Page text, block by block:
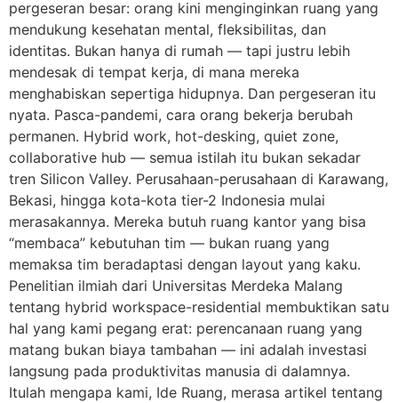
pergeseran besar: orang kini menginginkan ruang yang
mendukung kesehatan mental, fleksibilitas, dan
identitas. Bukan hanya di rumah — tapi justru lebih
mendesak di tempat kerja, di mana mereka
menghabiskan sepertiga hidupnya. Dan pergeseran itu
nyata. Pasca-pandemi, cara orang bekerja berubah
permanen. Hybrid work, hot-desking, quiet zone,
collaborative hub — semua istilah itu bukan sekadar
tren Silicon Valley. Perusahaan-perusahaan di Karawang,
Bekasi, hingga kota-kota tier-2 Indonesia mulai
merasakannya. Mereka butuh ruang kantor yang bisa
“membaca” kebutuhan tim — bukan ruang yang
memaksa tim beradaptasi dengan layout yang kaku.
Penelitian ilmiah dari Universitas Merdeka Malang
tentang hybrid workspace-residential membuktikan satu
hal yang kami pegang erat: perencanaan ruang yang
matang bukan biaya tambahan — ini adalah investasi
langsung pada produktivitas manusia di dalamnya.
Itulah mengapa kami, Ide Ruang, merasa artikel tentang